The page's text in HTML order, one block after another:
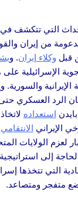
من إيران
قبل وكلاء إيران. و
الإسرائيلية
العسكري
استعداده
الإيراني الانتقامي
الولايات
إلى
التي
متفجر ومتصاعد.